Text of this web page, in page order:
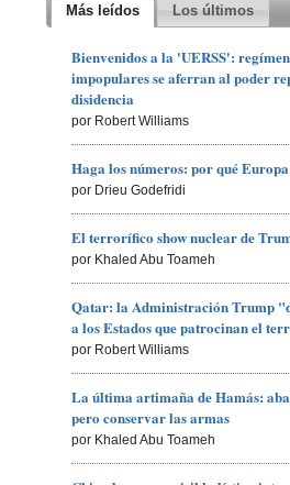
Más leídos Los últimos
Bienvenidos a la 'UERSS':
impopulares se aferran al poder
disidencia
por Robert Williams
Haga los números: por qué
por Drieu Godefridi
El terrorífico show nuclear de
por Khaled Abu Toameh
Qatar: la Administración Trump
a los Estados que patrocinan el
por Robert Williams
La última artimaña de Hamás:
pero conservar las armas
por Khaled Abu Toameh